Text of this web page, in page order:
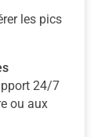
les pics
24/7
ou aux